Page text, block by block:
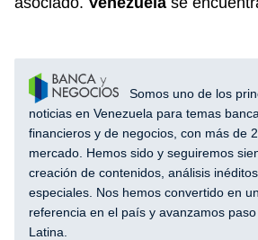
Somos uno de los
noticias en Venezuela para temas
financieros y de negocios, con más de
mercado. Hemos sido y seguiremos
creación de contenidos, análisis
especiales. Nos hemos convertido en
referencia en el país y avanzamos
Latina.